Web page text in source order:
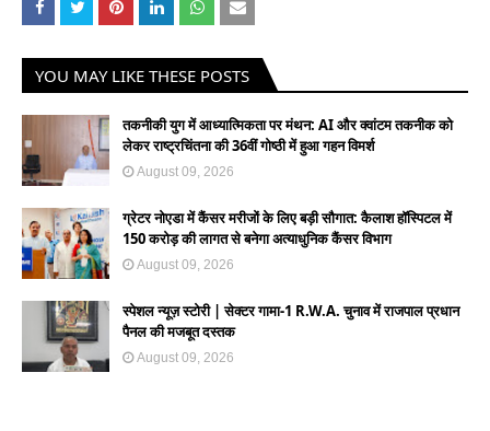
YOU MAY LIKE THESE POSTS
तकनीकी युग में आध्यात्मिकता पर मंथन: AI और क्वांटम तकनीक को
लेकर राष्ट्रचिंतना की 36वीं गोष्ठी में हुआ गहन विमर्श
August 09, 2026
ग्रेटर नोएडा में कैंसर मरीजों के लिए बड़ी सौगात: कैलाश हॉस्पिटल में
150 करोड़ की लागत से बनेगा अत्याधुनिक कैंसर विभाग
August 09, 2026
स्पेशल न्यूज़ स्टोरी | सेक्टर गामा-1 R.W.A. चुनाव में राजपाल प्रधान
पैनल की मजबूत दस्तक
August 09, 2026